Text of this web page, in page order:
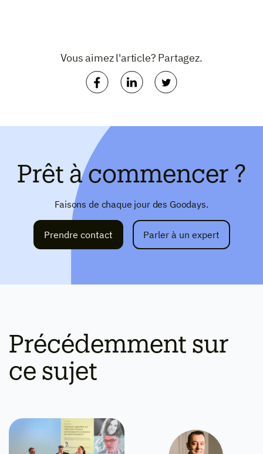
Vous aimez l'article? Partagez.
Prêt à commencer ?
Faisons de chaque jour des Goodays.
Prendre contact Parler à un expert
Précédemment sur
ce sujet